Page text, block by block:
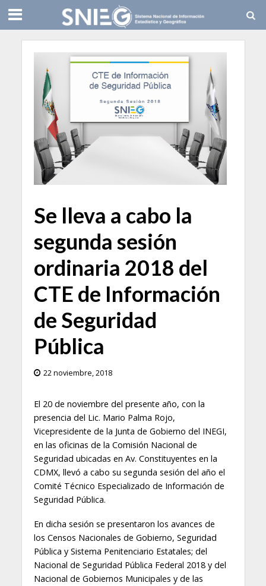
Se lleva a cabo la
segunda sesión
ordinaria 2018 del
CTE de Información
de Seguridad
Pública
22 noviembre, 2018
El 20 de noviembre del presente año, con la
presencia del Lic. Mario Palma Rojo,
Vicepresidente de la Junta de Gobierno del INEGI,
en las oficinas de la Comisión Nacional de
Seguridad ubicadas en Av. Constituyentes en la
CDMX, llevó a cabo su segunda sesión del año el
Comité Técnico Especializado de Información de
Seguridad Pública.
En dicha sesión se presentaron los avances de
los Censos Nacionales de Gobierno, Seguridad
Pública y Sistema Penitenciario Estatales; del
Nacional de Seguridad Pública Federal 2018 y del
Nacional de Gobiernos Municipales y de las